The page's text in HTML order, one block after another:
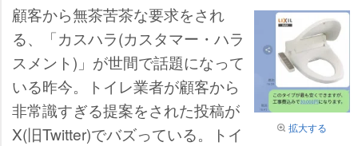
拡大する
顧客から無茶苦茶な要求をされ
る、「カスハラ(カスタマー・ハラ
スメント)」が世間で話題になって
いる昨今。トイレ業者が顧客から
非常識すぎる提案をされた投稿が
X(旧Twitter)でバズっている。トイ